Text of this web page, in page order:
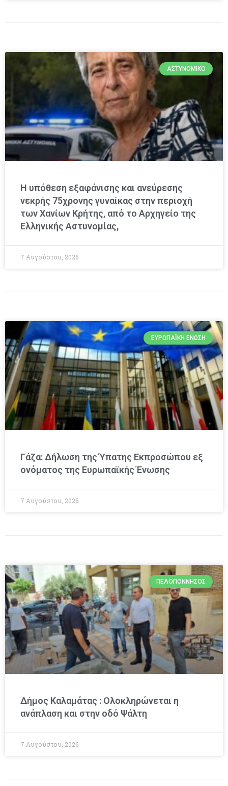
ΑΣΤΥΝΟΜΙΚΌ
Η υπόθεση εξαφάνισης και ανεύρεσης
νεκρής 75χρονης γυναίκας στην περιοχή
των Χανίων Κρήτης, από το Αρχηγείο της
Ελληνικής Αστυνομίας,
7 Αυγούστου, 2026
ΕΥΡΩΠΑΪΚΉ ΈΝΩΣΗ
Γάζα: Δήλωση της Ύπατης Εκπροσώπου εξ
ονόματος της Ευρωπαϊκής Ένωσης
7 Αυγούστου, 2026
ΠΕΛΟΠΌΝΝΗΣΟΣ
Δήμος Καλαμάτας : Ολοκληρώνεται η
ανάπλαση και στην οδό Ψάλτη
7 Αυγούστου, 2026